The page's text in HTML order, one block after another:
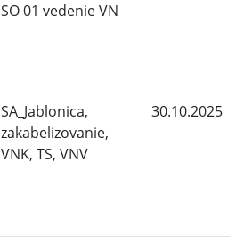
SO 01 vedenie VN
SA_Jablonica,
zakabelizovanie,
VNK, TS, VNV
30.10.2025